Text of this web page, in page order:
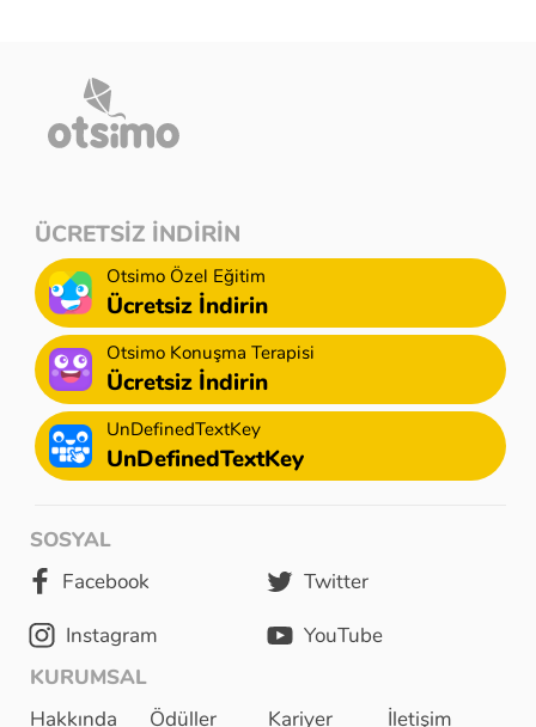
SOSYAL
Facebook
Twitter
Instagram
YouTube
KURUMSAL
Hakkında
Ödüller Kariyer İletişim
ÜCRETSİZ İNDİRİN
Otsimo Özel Eğitim
Ücretsiz İndirin
Otsimo Konuşma Terapisi
Ücretsiz İndirin
UnDefinedTextKey
UnDefinedTextKey